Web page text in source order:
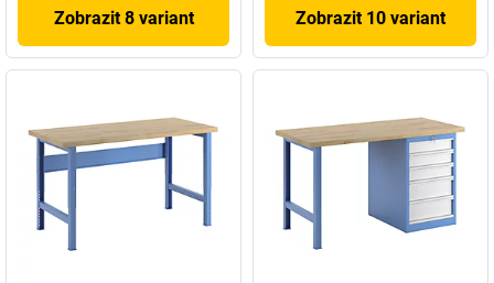
Zobrazit 8 variant Zobrazit 10 variant